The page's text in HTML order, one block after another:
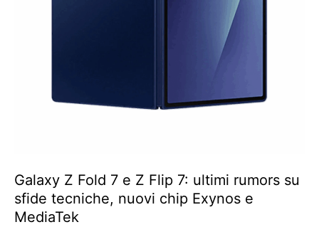
Galaxy Z Fold 7 e Z Flip 7: ultimi rumors su
sfide tecniche, nuovi chip Exynos e
MediaTek